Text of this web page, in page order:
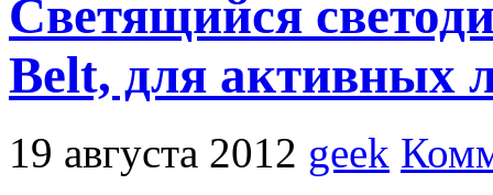
Светящийся
Belt, для активных
19 августа 2012 geek